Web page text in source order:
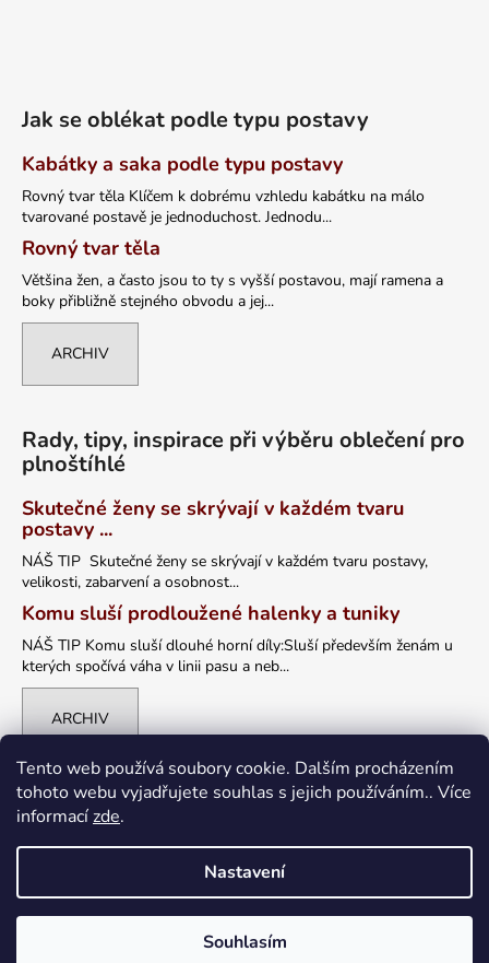
Tento web používá soubory cookie. Dalším procházením
tohoto webu vyjadřujete souhlas s jejich používáním.. Více
informacízde.
Nastavení
Souhlasím
Jak se oblékat podle typu postavy
Kabátky a saka podle typu postavy
Rovný tvar těla Klíčem k dobrému vzhledu kabátku na málo
tvarované postavě je jednoduchost. Jednodu...
Rovný tvar těla
Většina žen, a často jsou to ty s vyšší postavou, mají ramena a
boky přibližně stejného obvodu a jej...
ARCHIV
Rady, tipy, inspirace při výběru oblečení pro
plnoštíhlé
Skutečné ženy se skrývají v každém tvaru
postavy ...
NÁŠ TIP Skutečné ženy se skrývají v každém tvaru postavy,
velikosti, zabarvení a osobnost...
Komu sluší prodloužené halenky a tuniky
NÁŠ TIP Komu sluší dlouhé horní díly:Sluší především ženám u
kterých spočívá váha v linii pasu a neb...
ARCHIV
petrklic.cz. Všechna práva vyhrazena.